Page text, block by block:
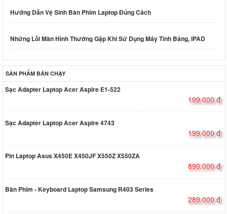
Hướng Dẫn Vệ Sinh Bàn Phím Laptop Đúng Cách
Những Lỗi Màn Hình Thường Gặp Khi Sử Dụng Máy Tính Bảng, IPAD
SẢN PHẨM BÁN CHẠY
Sạc Adapter Laptop Acer Aspire E1-522
199.000 đ
Sạc Adapter Laptop Acer Aspire 4743
199.000 đ
Pin Laptop Asus X450E X450JF X550Z X550ZA
890.000 đ
Bàn Phím - Keyboard Laptop Samsung R403 Series
289.000 đ